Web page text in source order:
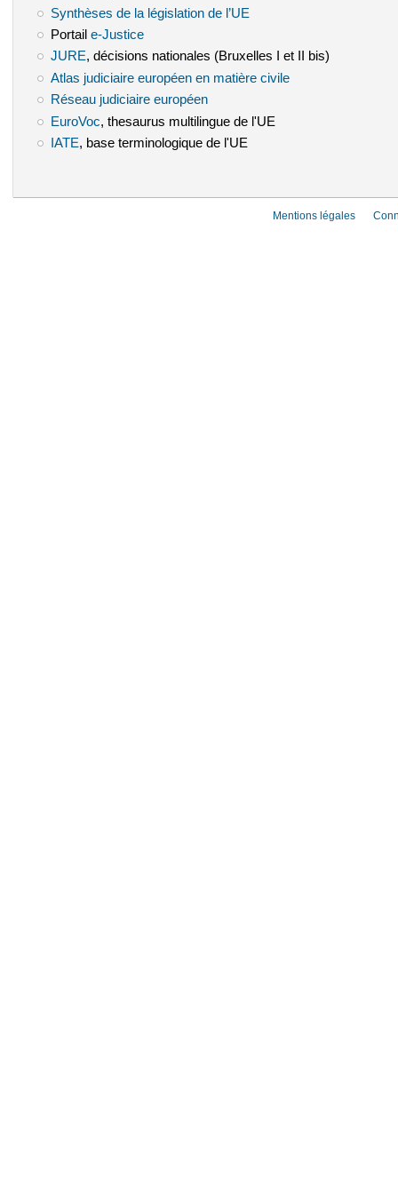
Synthèses de la législation de l’UE
Portail e-Justice(le lien est externe)
JURE(le lien est externe)
, décisions nationales (Bruxelles I et II bis)
Atlas judiciaire européen en matière civile(le lien est externe)
Réseau judiciaire européen(le lien est externe)
EuroVoc (le lien est externe)
, thesaurus multilingue de l'UE
IATE (le lien est externe)
, base terminologique de l'UE
Mentions légales